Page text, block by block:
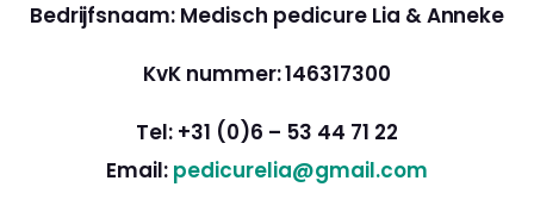
Bedrijfsnaam: Medisch pedicure Lia & Anneke
KvK nummer: 146317300
Tel: +31 (0)6 – 53 44 71 22
Email: pedicurelia@gmail.com